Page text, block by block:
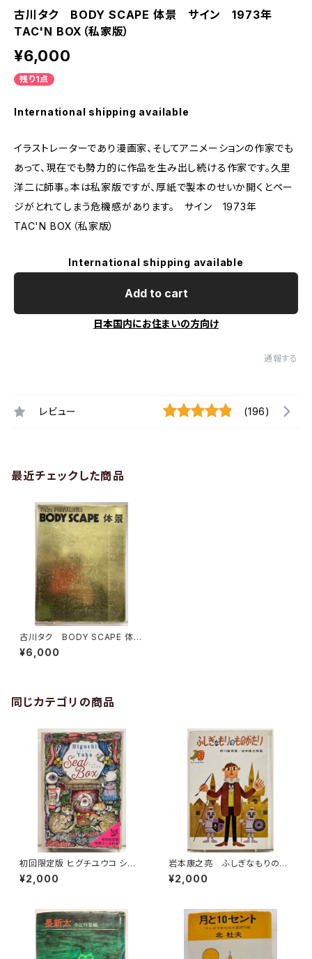
古川タク BODY SCAPE 体景 サイン 1973年
TAC'N BOX（私家版）
¥6,000
残り1点
International shipping available
イラストレーターであり漫画家、そしてアニメーションの作家でも
あって、現在でも勢力的に作品を生み出し続ける作家です。久里
洋二に師事。本は私家版ですが、厚紙で製本のせいか開くとペー
ジがとれてしまう危機感があります。 サイン 1973年
TAC'N BOX（私家版）
International shipping available
Add to cart
日本国内にお住まいの方向け
通報する
レビュー (196)
最近チェックした商品
古川タク BODY SCAPE 体
景 サイン 1973年 TAC'N
BOX（私家版）
¥6,000
同じカテゴリの商品
初回限定版 ヒグチユウコ シー
ル・ボックス サイン入り 201
8年 初版 グラフィック社
¥2,000
岩本康之亮 ふしぎなもりのも
のがたり 前川康男 創作どう
わ絵本８ 1966年 函なし
¥2,000